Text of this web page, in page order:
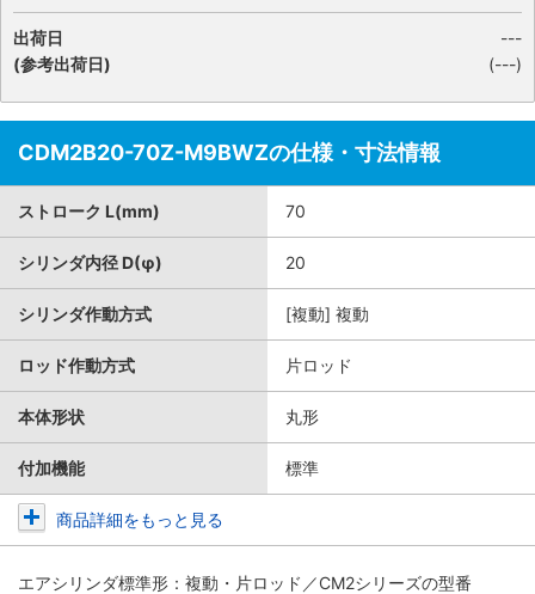
出荷日
(参考出荷日)
---
(---)
CDM2B20-70Z-M9BWZの仕様・寸法情報
ストローク L(mm) 70
シリンダ内径 D(φ) 20
シリンダ作動方式 [複動] 複動
ロッド作動方式 片ロッド
本体形状 丸形
付加機能 標準
商品詳細をもっと見る
エアシリンダ標準形：複動・片ロッド／CM2シリーズの型番